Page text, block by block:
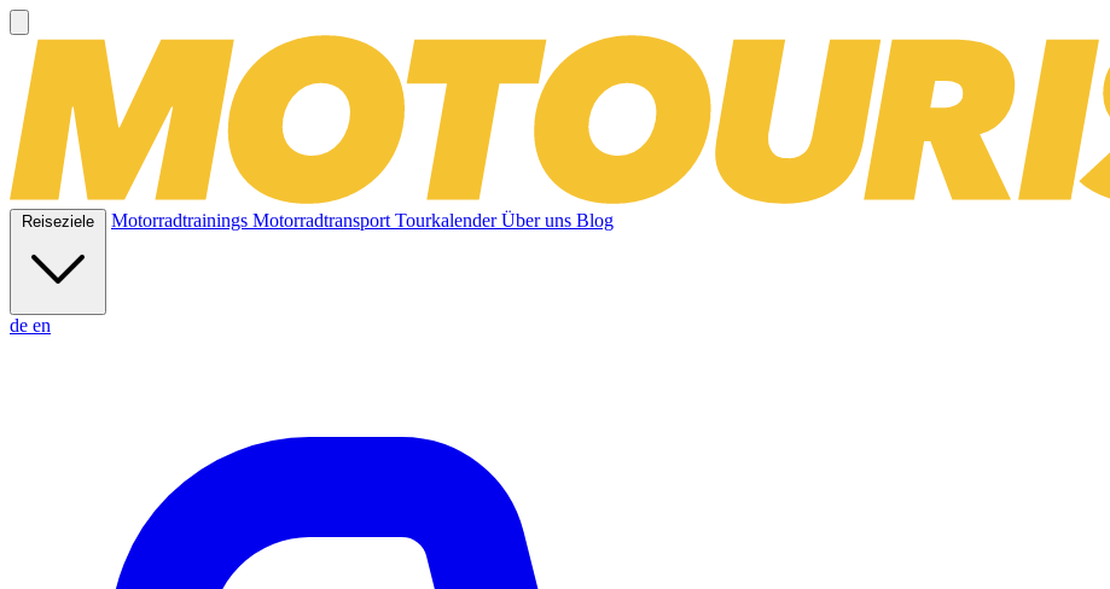
Reiseziele Motorradtrainings Motorradtransport TourkalenderÜber uns Blog
de en